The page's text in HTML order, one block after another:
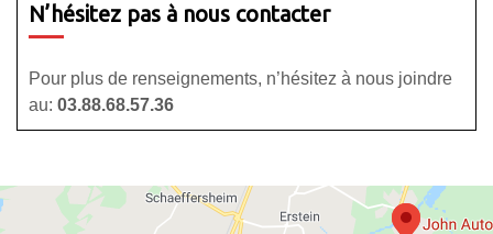
N’hésitez pas à nous contacter
Pour plus de renseignements, n’hésitez à nous joindre
au: 03.88.68.57.36